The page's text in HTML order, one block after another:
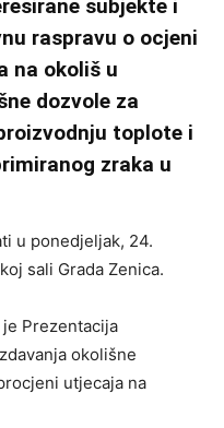
subjekte i
raspravu o ocjeni
na okoliš u
dozvole za
toplote i
zraka u
u ponedjeljak, 24.
sali Grada Zenica.
Prezentacija
okolišne
utjecaja na